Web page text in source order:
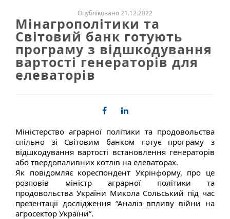
Опубліковано 21.12.2022
Мінагрополітики та
Світовий банк готують
програму з відшкодування
вартості генераторів для
елеваторів
Міністерство аграрної політики та продовольства
спільно зі Світовим банком готує програму з
відшкодування вартості встановлення генераторів
або твердопаливних котлів на елеваторах.
Як повідомляє кореспондент Укрінформу, про це
розповів міністр аграрної політики та
продовольства України Микола Сольський під час
презентації дослідження “Аналіз впливу війни на
агросектор України”.